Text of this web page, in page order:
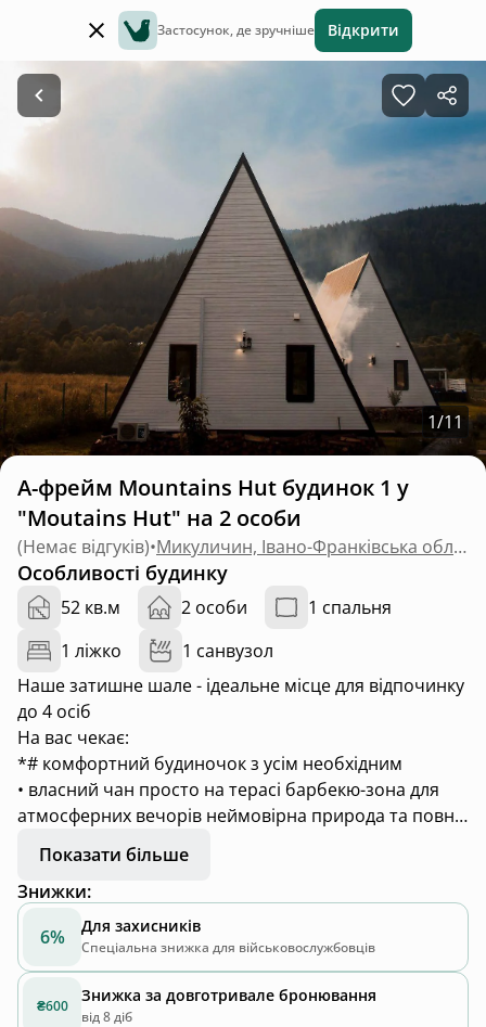
Застосунок, де зручніше Відкрити
1/11
А-фрейм Mountains Hut будинок 1 у
"Moutains Hut" на 2 особи
(Немає відгуків)• Микуличин, Івано-Франківська область
Особливості будинку
52 кв.м 2 особи
1 спальня
1 ліжко
1 санвузол
Наше затишне шале - ідеальне місце для відпочинку
до 4 осіб
На вас чекає:
*# комфортний будиночок з усім необхідним
• власний чан просто на терасі барбекю-зона для
атмосферних вечорів неймовірна природа та повне
перезавантаження
Тут ранок починається з кави з видом на гори, а
вечір - з гарячого чану під відкритим небом.
Показати більше
Знижки:
6%
Для захисників
Спеціальна знижка для військовослужбовців
₴600
Знижка за довготривале бронювання
від 8 діб